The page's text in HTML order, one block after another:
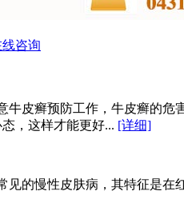
咨询
皮癣预防工作，牛皮癣的
，这样才能更好... [详细]
的慢性皮肤病，其特征是